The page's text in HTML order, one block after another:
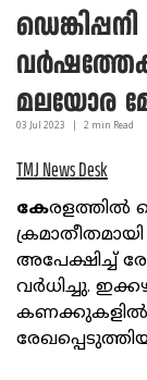
മലയോര
03 Jul 2023 2 min Read
TMJ News Desk
കേരളത്തില്‍
അപേക്ഷിച്ച്
വര്‍ധിച്ചു.